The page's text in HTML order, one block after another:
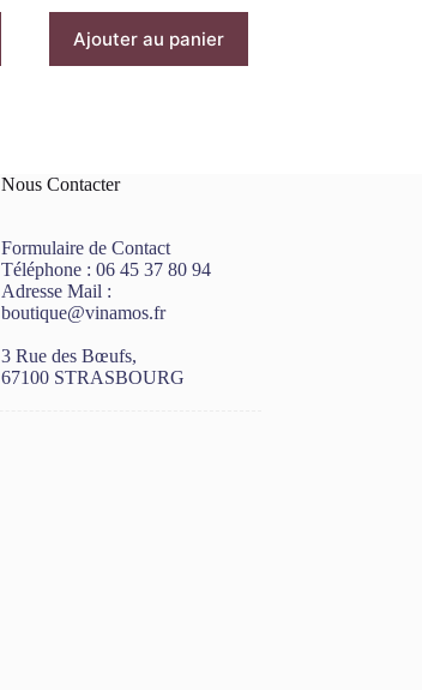
Ajouter au panier
Nous Contacter
Formulaire de Contact
Téléphone :06 45 37 80 94
Adresse Mail :
boutique@vinamos.fr
3 Rue des Bœufs,
67100 STRASBOURG